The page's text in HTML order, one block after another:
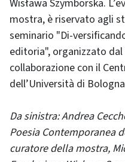
Wisława Szymborska.
mostra, è riservato agli
seminario "Di-
editoria", organizzato
collaborazione con il
dell’Università di
Da sinistra: Andrea
Poesia Contemporanea
curatore della mostra,